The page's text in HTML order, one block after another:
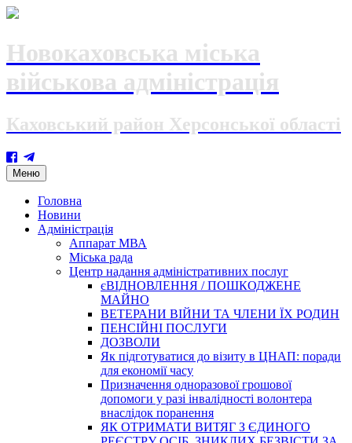
Новокаховська міська
військова адміністрація
Каховський район Херсонської області
Меню Skip
to
content
Головна
Новини
Адміністрація
Аппарат МВА
Міська рада
Центр надання адміністративних послуг
єВІДНОВЛЕННЯ / ПОШКОДЖЕНЕ
МАЙНО
ВЕТЕРАНИ ВІЙНИ ТА ЧЛЕНИ ЇХ РОДИН
ПЕНСІЙНІ ПОСЛУГИ
ДОЗВОЛИ
Як підготуватися до візиту в ЦНАП: поради
для економії часу
Призначення одноразової грошової
допомоги у разі інвалідності волонтера
внаслідок поранення
ЯК ОТРИМАТИ ВИТЯГ З ЄДИНОГО